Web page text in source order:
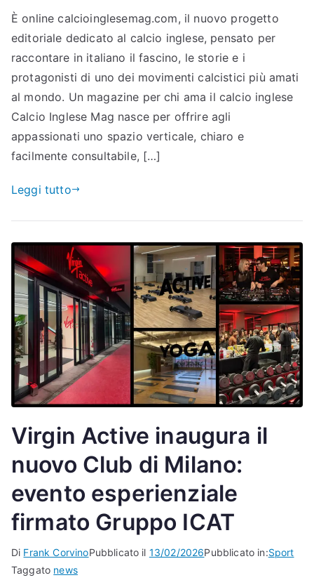
È online calcioinglesemag.com, il nuovo progetto
editoriale dedicato al calcio inglese, pensato per
raccontare in italiano il fascino, le storie e i
protagonisti di uno dei movimenti calcistici più amati
al mondo. Un magazine per chi ama il calcio inglese
Calcio Inglese Mag nasce per offrire agli
appassionati uno spazio verticale, chiaro e
facilmente consultabile, […]
Leggi tutto
Virgin Active inaugura il
nuovo Club di Milano:
evento esperienziale
firmato Gruppo ICAT
Di Frank CorvinoPubblicato il 13/02/2026Pubblicato in:Sport
Taggato news